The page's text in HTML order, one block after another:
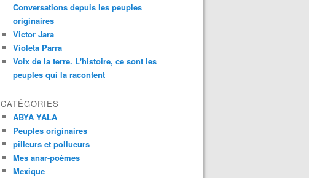
Conversations depuis les peuples
originaires
Victor Jara
Violeta Parra
Voix de la terre. L'histoire, ce sont les
peuples qui la racontent
CATÉGORIES
ABYA YALA
Peuples originaires
pilleurs et pollueurs
Mes anar-poèmes
Mexique